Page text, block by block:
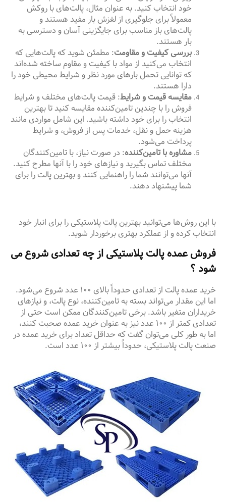
خود انتخاب کنید. به عنوان مثال، پالت‌های با روکش
معمولاً برای جلوگیری از لغزش بار مفید هستند و
پالت‌های باز مناسب برای جایگزینی آسان و دسترسی به
بار هستند.
بررسی کیفیت و مقاومت: مطمئن شوید که پالت‌هایی که
انتخاب می‌کنید از مواد با کیفیت و مقاوم ساخته شده‌اند
که توانایی تحمل بارهای مورد نظر و شرایط محیطی خود را
دارا هستند.
مقایسه قیمت و شرایط: قیمت پالت‌های مختلف و شرایط
فروش را با چندین تامین‌کننده مقایسه کنید تا بهترین
انتخاب را برای خود داشته باشید. این شامل مواردی مانند
هزینه حمل و نقل، خدمات پس از فروش، و شرایط
پرداخت می‌شود.
مشاوره با تامین‌کننده: در صورت نیاز، با تامین‌کنندگان
مختلف تماس بگیرید و نیازهای خود را با آنها مطرح کنید.
آنها می‌توانند شما را راهنمایی کنند و بهترین پالت را برای
شما پیشنهاد دهند.
با این روش‌ها می‌توانید بهترین پالت پلاستیکی را برای انبار خود
انتخاب کرده و از عملکرد بهتری برخوردار شوید.
فروش عمده پالت پلاستیکی از چه تعدادی شروع می
شود ؟
خرید عمده پالت از تعدادی حدوداً بالای ۱۰۰ عدد شروع می‌شود.
اما این مقدار می‌تواند بسته به تامین‌کننده، نوع پالت، و نیازهای
خریداران متغیر باشد. برخی تامین‌کنندگان ممکن است حتی از
تعدادی کمتر از ۱۰۰ عدد نیز به عنوان خرید عمده صحبت کنند،
اما به طور کلی می‌توان گفت که حداقل تعداد برای خرید عمده در
صنعت پالت پلاستیکی، حدوداً بیشتر از ۱۰۰ عدد است.